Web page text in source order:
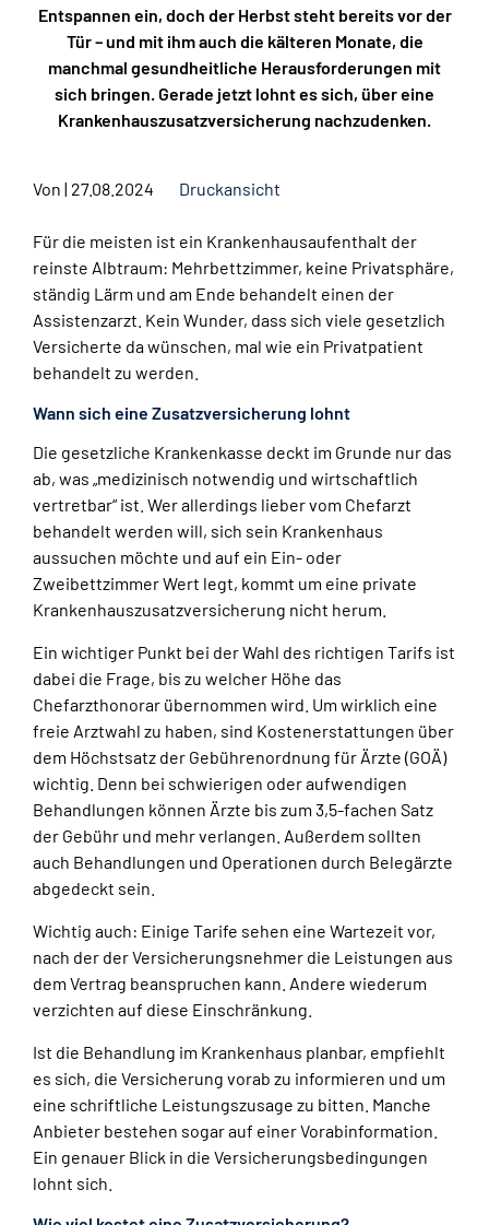
Entspannen ein, doch der Herbst steht bereits vor der
Tür – und mit ihm auch die kälteren Monate, die
manchmal gesundheitliche Herausforderungen mit
sich bringen. Gerade jetzt lohnt es sich, über eine
Krankenhauszusatzversicherung nachzudenken.
Von | 27.08.2024 Druckansicht
Für die meisten ist ein Krankenhausaufenthalt der
reinste Albtraum: Mehrbettzimmer, keine Privatsphäre,
ständig Lärm und am Ende behandelt einen der
Assistenzarzt. Kein Wunder, dass sich viele gesetzlich
Versicherte da wünschen, mal wie ein Privatpatient
behandelt zu werden.
Wann sich eine Zusatzversicherung lohnt
Die gesetzliche Krankenkasse deckt im Grunde nur das
ab, was „medizinisch notwendig und wirtschaftlich
vertretbar“ ist. Wer allerdings lieber vom Chefarzt
behandelt werden will, sich sein Krankenhaus
aussuchen möchte und auf ein Ein- oder
Zweibettzimmer Wert legt, kommt um eine private
Krankenhauszusatzversicherung nicht herum.
Ein wichtiger Punkt bei der Wahl des richtigen Tarifs ist
dabei die Frage, bis zu welcher Höhe das
Chefarzthonorar übernommen wird. Um wirklich eine
freie Arztwahl zu haben, sind Kostenerstattungen über
dem Höchstsatz der Gebührenordnung für Ärzte (GOÄ)
wichtig. Denn bei schwierigen oder aufwendigen
Behandlungen können Ärzte bis zum 3,5-fachen Satz
der Gebühr und mehr verlangen. Außerdem sollten
auch Behandlungen und Operationen durch Belegärzte
abgedeckt sein.
Wichtig auch: Einige Tarife sehen eine Wartezeit vor,
nach der der Versicherungsnehmer die Leistungen aus
dem Vertrag beanspruchen kann. Andere wiederum
verzichten auf diese Einschränkung.
Ist die Behandlung im Krankenhaus planbar, empfiehlt
es sich, die Versicherung vorab zu informieren und um
eine schriftliche Leistungszusage zu bitten. Manche
Anbieter bestehen sogar auf einer Vorabinformation.
Ein genauer Blick in die Versicherungsbedingungen
lohnt sich.